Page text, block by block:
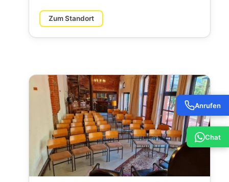
Zum Standort
Anrufen
Chat